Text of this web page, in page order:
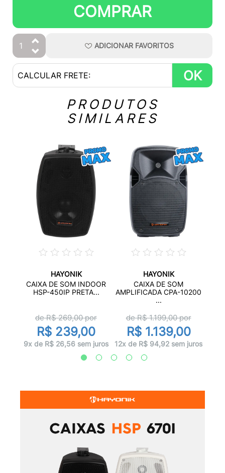
COMPRAR
ADICIONAR FAVORITOS
OK
PRODUTOS
SIMILARES
HAYONIK
CAIXA DE SOM INDOOR
HSP-450IP PRETA...
de R$269,00por
R$ 239,00
9x de R$ 26,56 sem juros
HAYONIK
CAIXA DE SOM
AMPLIFICADA CPA-10200
...
de R$1.199,00por
R$ 1.139,00
12x de R$ 94,92 sem juros